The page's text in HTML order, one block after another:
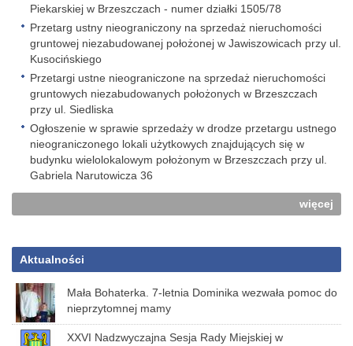
Piekarskiej w Brzeszczach - numer działki 1505/78
Przetarg ustny nieograniczony na sprzedaż nieruchomości
gruntowej niezabudowanej położonej w Jawiszowicach przy ul.
Kusocińskiego
Przetargi ustne nieograniczone na sprzedaż nieruchomości
gruntowych niezabudowanych położonych w Brzeszczach
przy ul. Siedliska
Ogłoszenie w sprawie sprzedaży w drodze przetargu ustnego
nieograniczonego lokali użytkowych znajdujących się w
budynku wielolokalowym położonym w Brzeszczach przy ul.
Gabriela Narutowicza 36
więcej
Aktualności
Mała Bohaterka. 7-letnia Dominika wezwała pomoc do
nieprzytomnej mamy
XXVI Nadzwyczajna Sesja Rady Miejskiej w